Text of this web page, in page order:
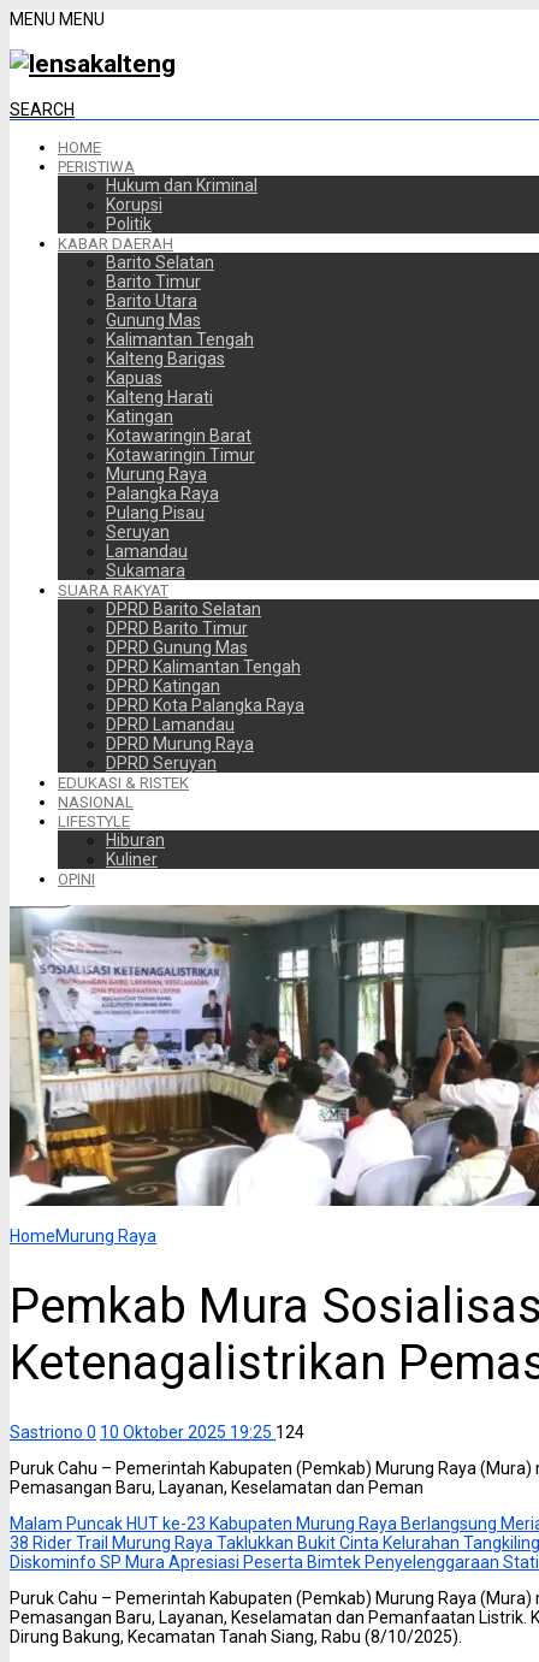
MENU MENU
SEARCH
HOME
PERISTIWA
Hukum dan Kriminal
Korupsi
Politik
KABAR DAERAH
Barito Selatan
Barito Timur
Barito Utara
Gunung Mas
Kalimantan Tengah
Kalteng Barigas
Kapuas
Kalteng Harati
Katingan
Kotawaringin Barat
Kotawaringin Timur
Murung Raya
Palangka Raya
Pulang Pisau
Seruyan
Lamandau
Sukamara
SUARA RAKYAT
DPRD Barito Selatan
DPRD Barito Timur
DPRD Gunung Mas
DPRD Kalimantan Tengah
DPRD Katingan
DPRD Kota Palangka Raya
DPRD Lamandau
DPRD Murung Raya
DPRD Seruyan
EDUKASI & RISTEK
NASIONAL
LIFESTYLE
Hiburan
Kuliner
OPINI
HomeMurung Raya
Pemkab Mura
Ketenagalistrikan
Sastriono 0 10 Oktober 2025 19:25 124
Puruk Cahu – Pemerintah Kabupaten (Pemkab) Murung Raya
Pemasangan Baru, Layanan, Keselamatan dan Peman
Malam Puncak HUT ke-23 Kabupaten Murung Raya Berlangsung
38 Rider Trail Murung Raya Taklukkan Bukit Cinta Kelurahan
Diskominfo SP Mura Apresiasi Peserta Bimtek Penyelenggaraan
Puruk Cahu – Pemerintah Kabupaten (Pemkab) Murung Raya
Pemasangan Baru, Layanan, Keselamatan dan Pemanfaatan Listrik.
Dirung Bakung, Kecamatan Tanah Siang, Rabu (8/10/2025).